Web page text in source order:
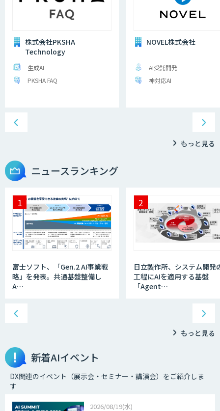
株式会社PKSHA
Technology
生成AI
PKSHA FAQ
NOVEL株式会社
AI受託開発
神対応AI
もっと見る
ニュースランキング
富士ソフト、「Gen.2 AI事業戦
略」を発表。共通基盤整備し
A…
日立製作所、システム開発
工程にAIを適用する基盤
「Agent…
もっと見る
新着AIイベント
DX関連のイベント（展示会・セミナー・講演会）をご紹介しま
す
2026 08/19(水)